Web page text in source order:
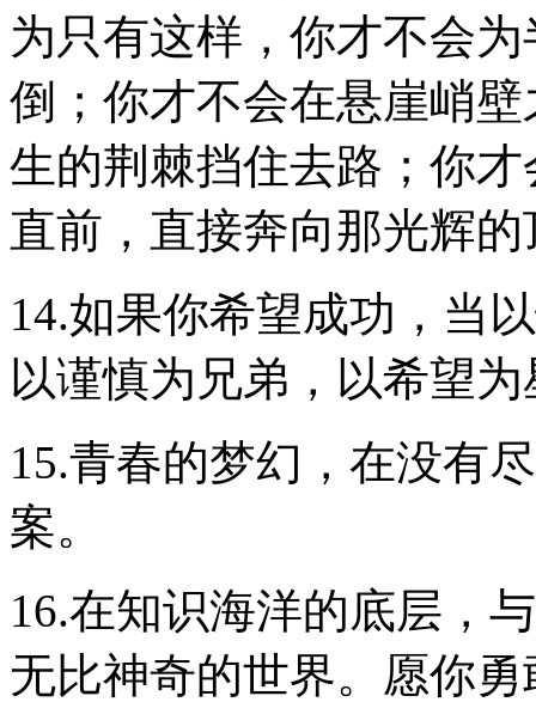
为只有这样，你才不会
倒；你才不会在悬崖峭
生的荆棘挡住去路；你
直前，直接奔向那光辉的
14.如果你希望成功，当
以谨慎为兄弟，以希望
15.青春的梦幻，在没有
案。
16.在知识海洋的底层，
无比神奇的世界。愿你